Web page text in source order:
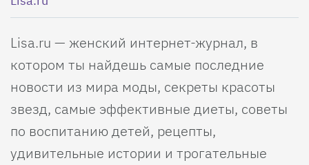
Lisa.ru — женский интернет-журнал, в
котором ты найдешь самые последние
новости из мира моды, секреты красоты
звезд, самые эффективные диеты, советы
по воспитанию детей, рецепты,
удивительные истории и трогательные